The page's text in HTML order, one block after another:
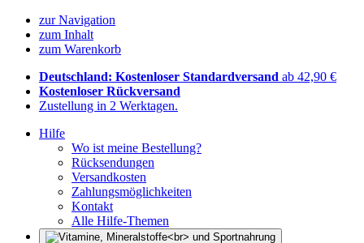
zur Navigation
zum Inhalt
zum Warenkorb
Deutschland: Kostenloser Standardversand ab 42,90 €
Kostenloser Rückversand
Zustellung in 2 Werktagen.
Hilfe
Wo ist meine Bestellung?
Rücksendungen
Versandkosten
Zahlungsmöglichkeiten
Kontakt
Alle Hilfe-Themen